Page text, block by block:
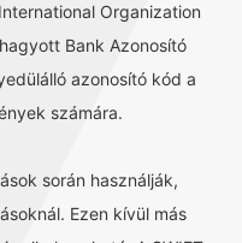
Organization
Bank Azonosító
azonosító kód a
számára.
során használják,
Ezen kívül más